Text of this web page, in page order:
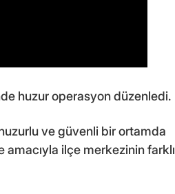
huzur operasyon düzenledi.
ve güvenli bir ortamda
amacıyla ilçe merkezinin farklı